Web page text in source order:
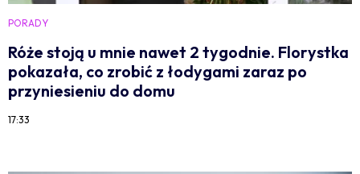
PORADY
Róże stoją u mnie nawet 2 tygodnie. Florystka
pokazała, co zrobić z łodygami zaraz po
przyniesieniu do domu
17:33